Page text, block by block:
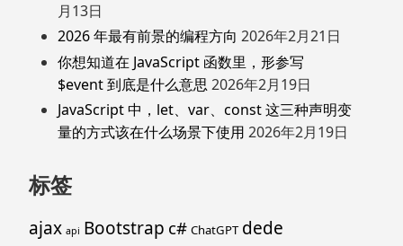
月13日
2026 年最有前景的编程方向 2026年2月21日
你想知道在 JavaScript 函数里，形参写
$event 到底是什么意思 2026年2月19日
JavaScript 中，let、var、const 这三种声明变
量的方式该在什么场景下使用 2026年2月19日
标签
ajax api Bootstrap c# ChatGPT dede